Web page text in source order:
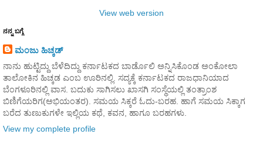
View web version
ನನ್ನ ಬಗ್ಗೆ
ಮಂಜು ಹಿಚ್ಕಡ್
ನಾನು ಹುಟ್ಟಿದ್ದು ಬೆಳೆದಿದ್ದು ಕರ್ನಾಟಕದ ಬಾರ್ಡೊಲಿ ಅನ್ನಿಸಿಕೊಂಡ ಅಂಕೋಲಾ
ತಾಲೋಕಿನ ಹಿಚ್ಕಡ ಎಂಬ ಊರಿನಲ್ಲಿ. ಸದ್ಯಕ್ಕೆ ಕರ್ನಾಟಕದ ರಾಜಧಾನಿಯಾದ
ಬೆಂಗಳೂರಿನಲ್ಲಿ ವಾಸ. ಬದುಕು ಸಾಗಿಸಲು ಖಾಸಗಿ ಸಂಸ್ಥೆಯಲ್ಲಿ ತಂತ್ರಾಂಶ
ಬಿಣಿಗೆಯರಿಗ(ಅಭಿಯಂತರ). ಸಮಯ ಸಿಕ್ಕರೆ ಓದು-ಬರಹ. ಹಾಗೆ ಸಮಯ ಸಿಕ್ಕಾಗ
ಬರೆದ ತುಣುಕುಗಳೇ ಇಲ್ಲಿಯ ಕಥೆ, ಕವನ, ಹಾಗೂ ಬರಹಗಳು.
View my complete profile